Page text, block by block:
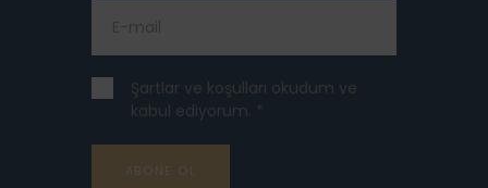
Şartlar ve koşulları okudum ve
kabul ediyorum. *